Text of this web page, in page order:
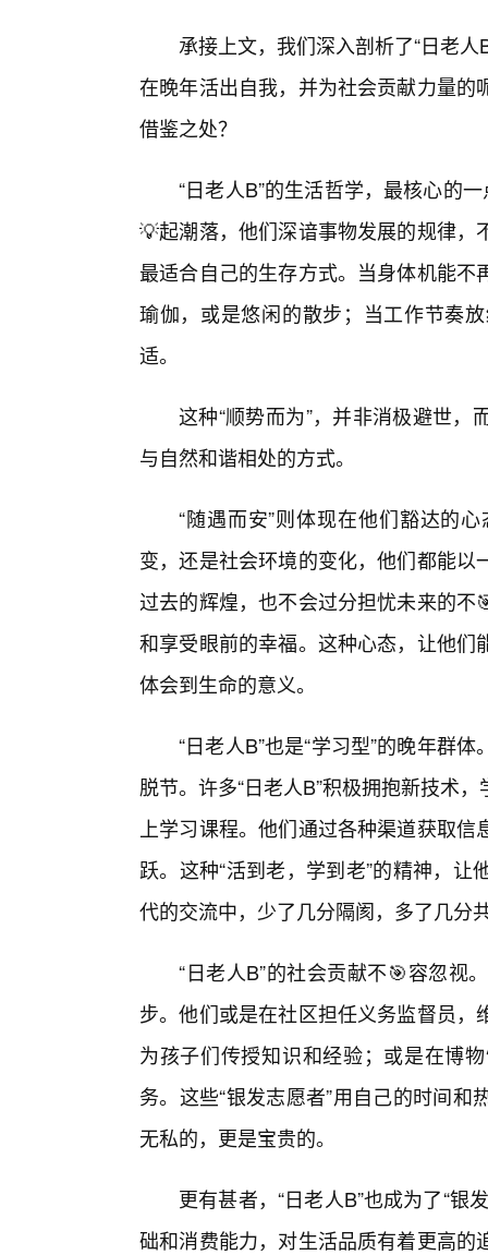
承接上文，我们深入剖析了“日老
在晚年活出自我，并为社会贡献力量
借鉴之处？
“日老人B”的生活哲学，最核心的
💡起潮落，他们深谙事物发展的规律
最适合自己的生存方式。当身体机能
瑜伽，或是悠闲的散步；当工作节奏
适。
这种“顺势而为”，并非消极避世
与自然和谐相处的方式。
“随遇而安”则体现在他们豁达的
变，还是社会环境的变化，他们都能
过去的辉煌，也不会过分担忧未来的
和享受眼前的幸福。这种心态，让他
体会到生命的意义。
“日老人B”也是“学习型”的晚年群
脱节。许多“日老人B”积极拥抱新技术
上学习课程。他们通过各种渠道获取
跃。这种“活到老，学到老”的精神，
代的交流中，少了几分隔阂，多了几分
“日老人B”的社会贡献不🎯容忽视
步。他们或是在社区担任义务监督员
为孩子们传授知识和经验；或是在博
务。这些“银发志愿者”用自己的时间
无私的，更是宝贵的。
更有甚者，“日老人B”也成为了“银
础和消费能力，对生活品质有着更高